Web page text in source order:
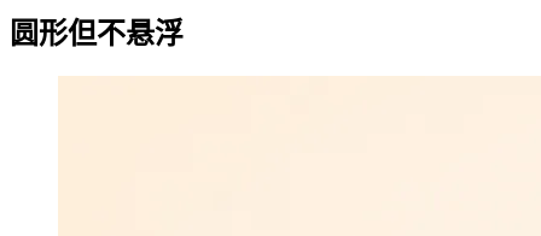
圆形但不悬浮